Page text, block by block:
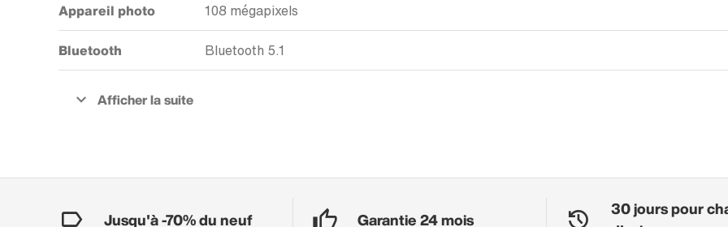
Appareil photo 108 mégapixels
Bluetooth Bluetooth 5.1
Jusqu'à -70% du neuf Garantie 24 mois
30 jours pour